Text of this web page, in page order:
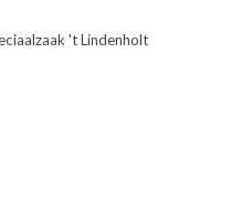
't Lindenholt